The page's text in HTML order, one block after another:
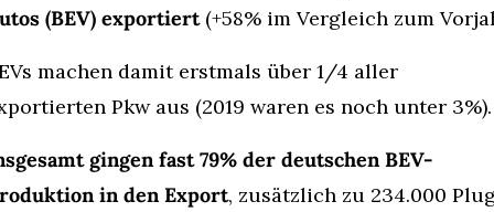
(BEV) exportiert (+58% im Vergleich zum
machen damit erstmals über 1/4 aller
Pkw aus (2019 waren es noch unter 3%).
gingen fast 79% der deutschen BEV-
in den Export, zusätzlich zu 234.000